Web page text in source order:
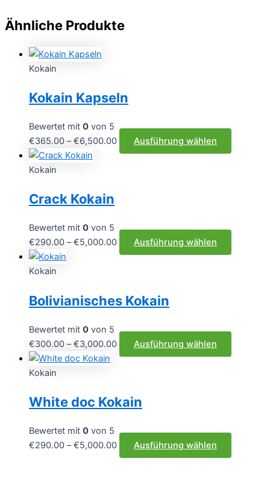
Ähnliche Produkte
Kokain
Kokain Kapseln
Bewertet mit 0 von 5
€365.00 –€6,500.00Preisspanne:
€365.00
Ausführung wählen
Produkt
können
Kokain
Crack Kokain
Bewertet mit 0 von 5
€290.00 –€5,000.00Preisspanne:
€290.00
Ausführung wählen
Produkt
können
Kokain
Bolivianisches Kokain
Bewertet mit 0 von 5
€300.00 –€3,000.00Preisspanne:
€300.00
Ausführung wählen
Produkt
können
Kokain
White doc Kokain
Bewertet mit 0 von 5
€290.00 –€5,000.00Preisspanne:
€290.00
Ausführung wählen
Produkt